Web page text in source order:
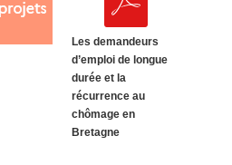
Les demandeurs
d’emploi de longue
durée et la
récurrence au
chômage en
Bretagne